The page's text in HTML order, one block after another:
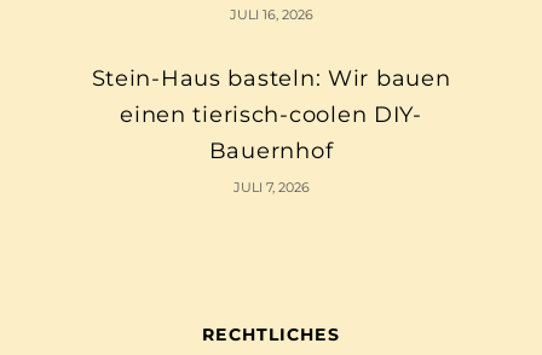
JULI 16, 2026
Stein-Haus basteln: Wir bauen
einen tierisch-coolen DIY-
Bauernhof
JULI 7, 2026
RECHTLICHES